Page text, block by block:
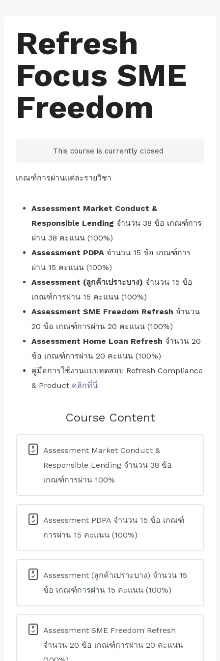
contentRefresh
Focus SME
Freedom
This course is currently closed
เกณฑ์การผ่านแต่ละรายวิชา
Assessment Market Conduct &
Responsible Lending จำนวน 38 ข้อ เกณฑ์การ
ผ่าน 38 คะแนน (100%)
Assessment PDPA จำนวน 15 ข้อ เกณฑ์การ
ผ่าน 15 คะแนน (100%)
Assessment (ลูกค้าเปราะบาง) จำนวน 15 ข้อ
เกณฑ์การผ่าน 15 คะแนน (100%)
Assessment SME Freedom Refresh จำนวน
20 ข้อ เกณฑ์การผ่าน 20 คะแนน (100%)
Assessment Home Loan Refresh จำนวน 20
ข้อ เกณฑ์การผ่าน 20 คะแนน (100%)
คู่มือการใช้งานแบบทดสอบ Refresh Compliance
& Product คลิกที่นี่
Course Content
Assessment Market Conduct &
Responsible Lending จำนวน 38 ข้อ
เกณฑ์การผ่าน 100%
Assessment PDPA จำนวน 15 ข้อ เกณฑ์
การผ่าน 15 คะแนน (100%)
Assessment (ลูกค้าเปราะบาง) จำนวน 15
ข้อ เกณฑ์การผ่าน 15 คะแนน (100%)
Assessment SME Freedom Refresh
จำนวน 20 ข้อ เกณฑ์การผ่าน 20 คะแนน